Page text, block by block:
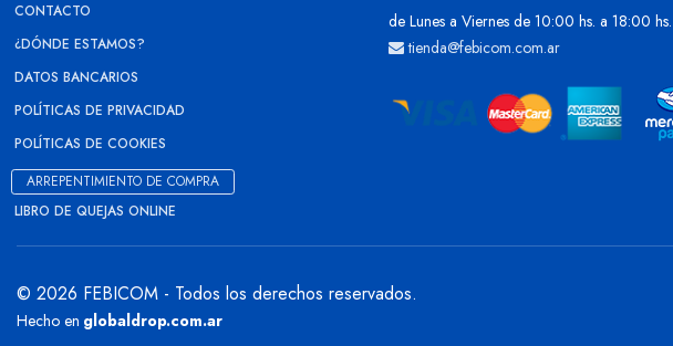
CONTACTO
¿DÓNDE ESTAMOS?
DATOS BANCARIOS
POLÍTICAS DE PRIVACIDAD
POLÍTICAS DE COOKIES
ARREPENTIMIENTO DE COMPRA
LIBRO DE QUEJAS ONLINE
de Lunes a Viernes de 10:00 hs. a 18:00 hs.
tienda@febicom.com.ar
© 2026 FEBICOM - Todos los derechos reservados.
Hecho en globaldrop.com.ar